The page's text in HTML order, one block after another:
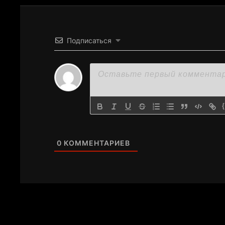
Подписаться
0 КОММЕНТАРИЕВ